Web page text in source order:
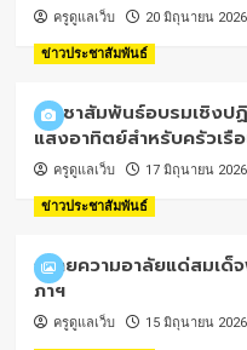
ครูดูแลเว็บ 20 มิถุนายน 2026
ข่าวประชาสัมพันธ์
ประชาสัมพันธ์อบรมเชิง
แสงอาทิตย์สำหรับครัวเรื
ครูดูแลเว็บ 17 มิถุนายน 2026
ข่าวประชาสัมพันธ์
ถวายความอาลัยแด่สมเด็
ภาฯ
ครูดูแลเว็บ 15 มิถุนายน 2026